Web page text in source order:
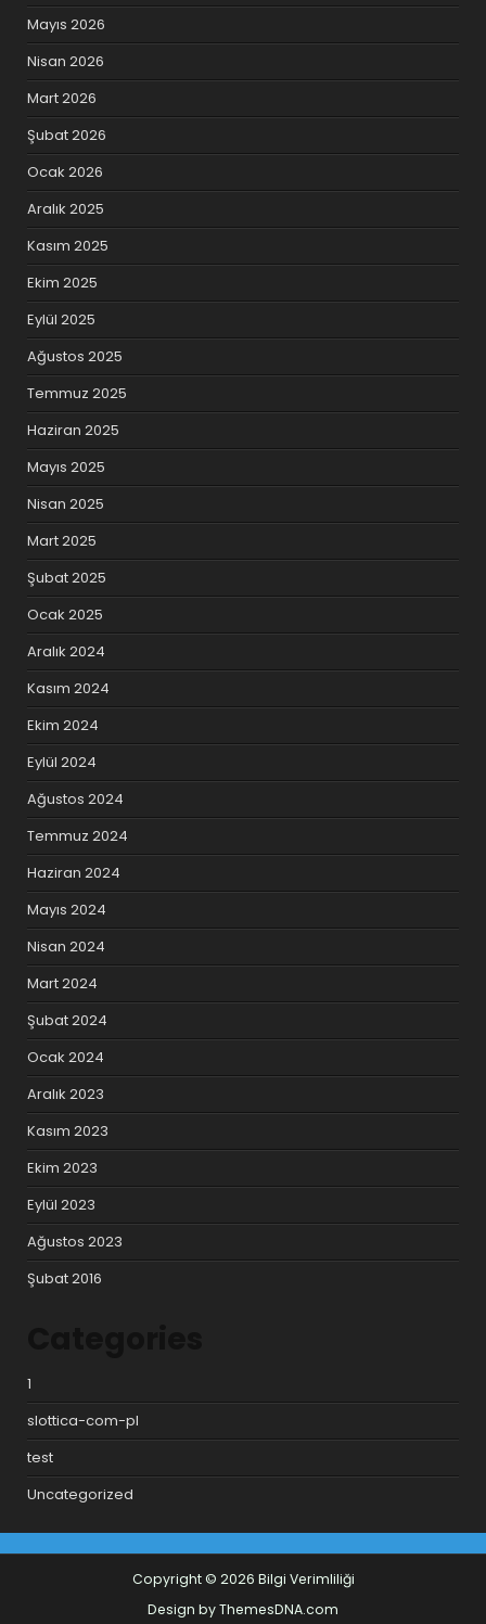
Mayıs 2026
Nisan 2026
Mart 2026
Şubat 2026
Ocak 2026
Aralık 2025
Kasım 2025
Ekim 2025
Eylül 2025
Ağustos 2025
Temmuz 2025
Haziran 2025
Mayıs 2025
Nisan 2025
Mart 2025
Şubat 2025
Ocak 2025
Aralık 2024
Kasım 2024
Ekim 2024
Eylül 2024
Ağustos 2024
Temmuz 2024
Haziran 2024
Mayıs 2024
Nisan 2024
Mart 2024
Şubat 2024
Ocak 2024
Aralık 2023
Kasım 2023
Ekim 2023
Eylül 2023
Ağustos 2023
Şubat 2016
1
slottica-com-pl
test
Uncategorized
Copyright © 2026 Bilgi Verimliliği
Design by ThemesDNA.com